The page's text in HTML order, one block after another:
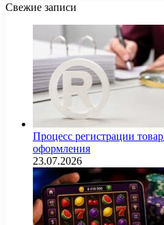
Свежие записи
Процесс регистрации
оформления
23.07.2026